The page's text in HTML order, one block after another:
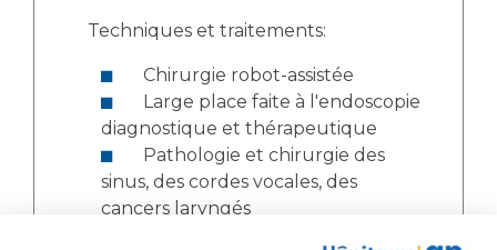
Techniques et traitements:
Chirurgie robot-assistée
diagnostique et thérapeutique
sinus, des cordes vocales, des
cancers laryngés